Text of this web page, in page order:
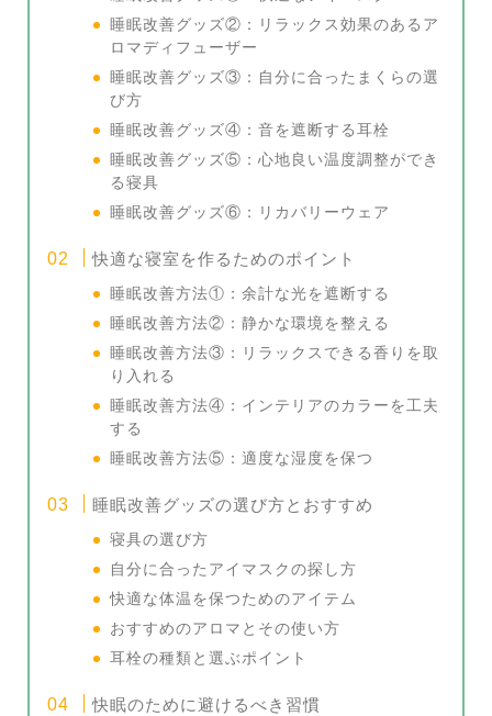
睡眠改善グッズ②：リラックス効果のあるア
ロマディフューザー
睡眠改善グッズ③：自分に合ったまくらの選
び方
睡眠改善グッズ④：音を遮断する耳栓
睡眠改善グッズ⑤：心地良い温度調整ができ
る寝具
睡眠改善グッズ⑥：リカバリーウェア
快適な寝室を作るためのポイント
睡眠改善方法①：余計な光を遮断する
睡眠改善方法②：静かな環境を整える
睡眠改善方法③：リラックスできる香りを取
り入れる
睡眠改善方法④：インテリアのカラーを工夫
する
睡眠改善方法⑤：適度な湿度を保つ
睡眠改善グッズの選び方とおすすめ
寝具の選び方
自分に合ったアイマスクの探し方
快適な体温を保つためのアイテム
おすすめのアロマとその使い方
耳栓の種類と選ぶポイント
快眠のために避けるべき習慣